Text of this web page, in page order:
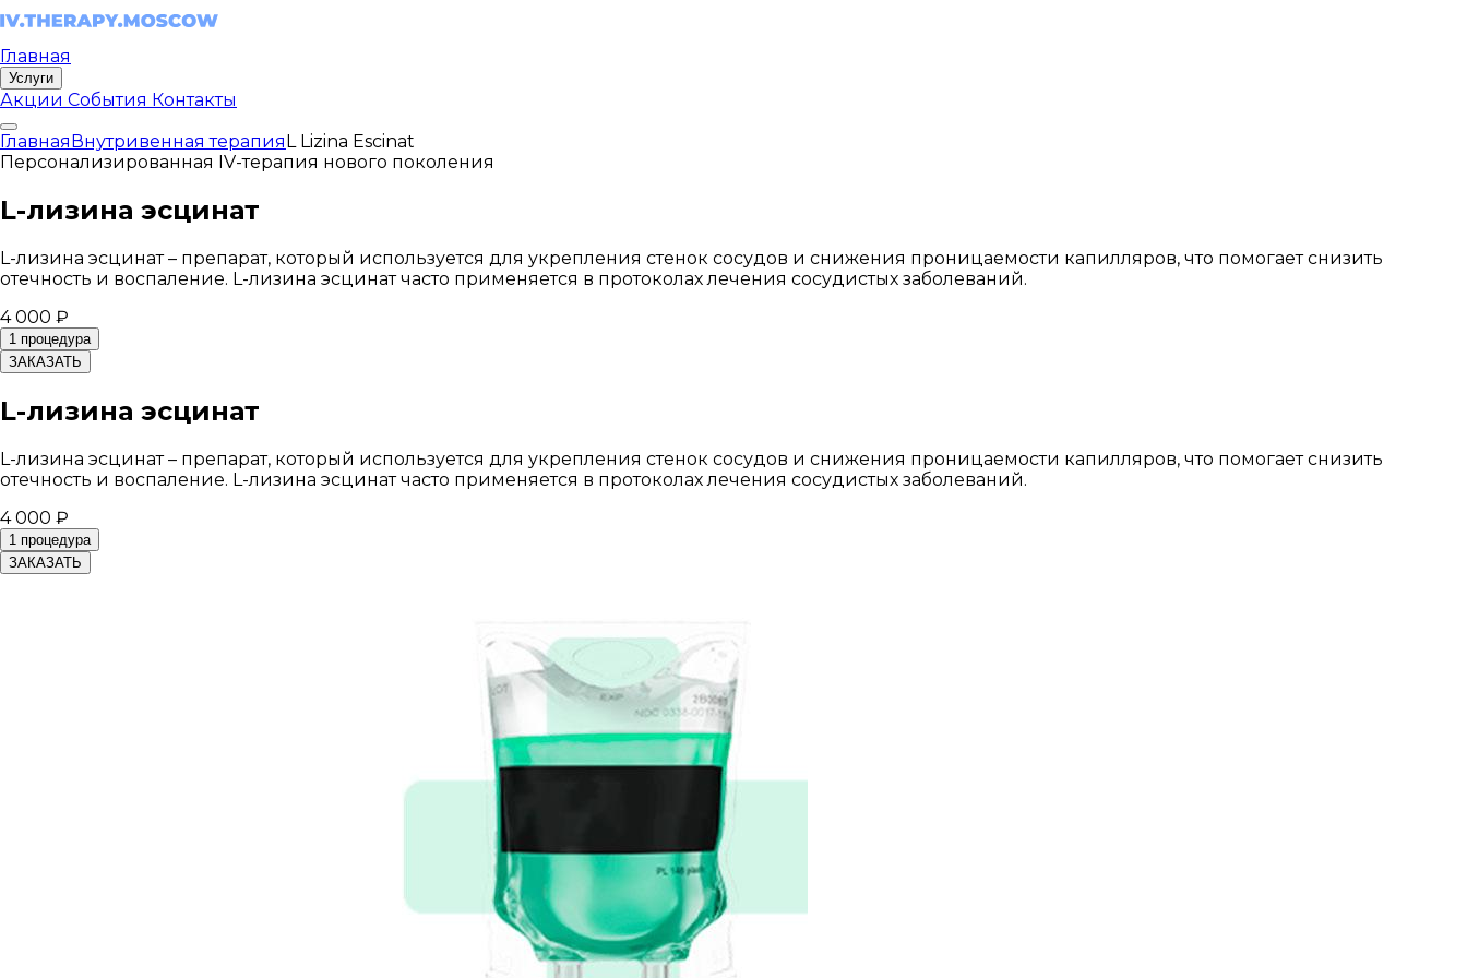
Главная
Услуги
Акции События Контакты
ГлавнаяВнутривенная терапияL Lizina Escinat
Персонализированная IV-терапия нового поколения
L-лизина эсцинат
L-лизина эсцинат – препарат, который используется для укрепления стенок сосудов и снижения проницаемости капилляров, что помогает снизить
отечность и воспаление. L-лизина эсцинат часто применяется в протоколах лечения сосудистых заболеваний.
4 000 ₽
1 процедура
ЗАКАЗАТЬ
L-лизина эсцинат
L-лизина эсцинат – препарат, который используется для укрепления стенок сосудов и снижения проницаемости капилляров, что помогает снизить
отечность и воспаление. L-лизина эсцинат часто применяется в протоколах лечения сосудистых заболеваний.
4 000 ₽
1 процедура
ЗАКАЗАТЬ